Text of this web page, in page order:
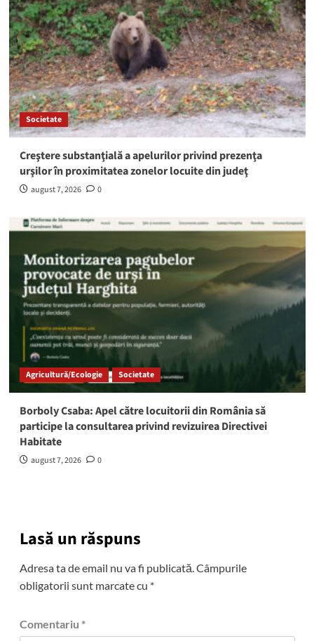
Societate
Creştere substanţială a apelurilor privind prezenţa
urşilor în proximitatea zonelor locuite din judeţ
august 7, 2026 0
Agricultură/Ecologie Societate
Borboly Csaba: Apel către locuitorii din România să
participe la consultarea privind revizuirea Directivei
Habitate
august 7, 2026 0
Lasă un răspuns
Adresa ta de email nu va fi publicată.Câmpurile
obligatorii sunt marcate cu *
Comentariu *